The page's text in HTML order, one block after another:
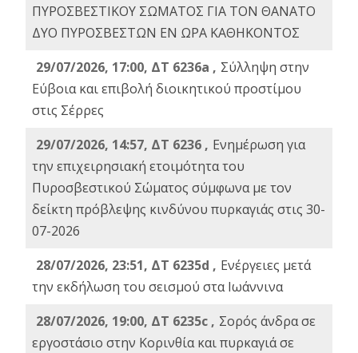
ΠΥΡΟΣΒΕΣΤΙΚΟΥ ΣΩΜΑΤΟΣ ΓΙΑ ΤΟΝ ΘΑΝΑΤΟ
ΔΥΟ ΠΥΡΟΣΒΕΣΤΩΝ ΕΝ ΩΡΑ ΚΑΘΗΚΟΝΤΟΣ
29/07/2026, 17:00, ΔΤ 6236a , Σύλληψη στην
Εύβοια και επιβολή διοικητικού προστίμου
στις Σέρρες
29/07/2026, 14:57, ΔΤ 6236 , Ενημέρωση για
την επιχειρησιακή ετοιμότητα του
Πυροσβεστικού Σώματος σύμφωνα με τον
δείκτη πρόβλεψης κινδύνου πυρκαγιάς στις 30-
07-2026
28/07/2026, 23:51, ΔΤ 6235d , Ενέργειες μετά
την εκδήλωση του σεισμού στα Ιωάννινα
28/07/2026, 19:00, ΔΤ 6235c , Σορός άνδρα σε
εργοστάσιο στην Κορινθία και πυρκαγιά σε